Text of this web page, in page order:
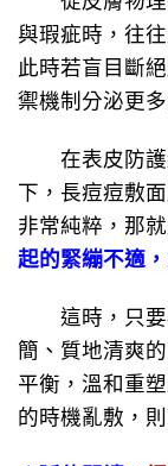
與瑕疵時，往
此時若盲目斷
禦機制分泌更多
在表皮防護
下，長痘痘敷
非常純粹，那就
起的緊繃不適
這時，只要
簡、質地清爽
平衡，溫和重
的時機亂敷，